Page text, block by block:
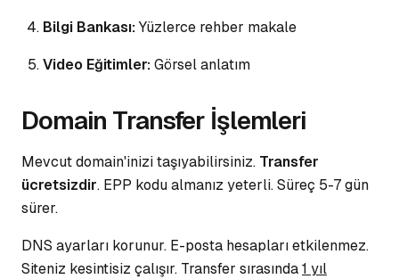
Bilgi Bankası:Yüzlerce rehber makale
Video Eğitimler:Görsel anlatım
Domain Transfer İşlemleri
Mevcut domain'inizi taşıyabilirsiniz. Transfer
ücretsizdir. EPP kodu almanız yeterli. Süreç 5-7 gün
sürer.
DNS ayarları korunur. E-posta hesaplarıetkilenmez.
Siteniz kesintisiz çalışır. Transfer sırasında1 yıl